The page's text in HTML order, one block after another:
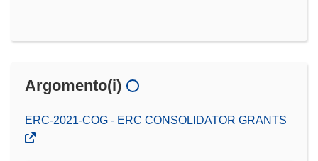
Argomento(i)
ERC-2021-COG - ERC CONSOLIDATOR GRANTS